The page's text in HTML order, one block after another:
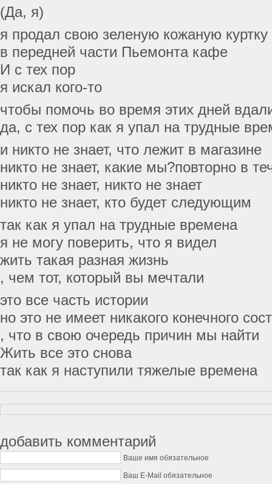
(Да, я)
я продал свою зеленую кожаную куртку
в передней части Пьемонта кафе
И с тех пор
я искал кого-то
чтобы помочь во время этих дней
да, с тех пор как я упал на трудные
и никто не знает, что лежит в магазине
никто не знает, какие мы?повторно в
никто не знает, никто не знает
никто не знает, кто будет следующим
так как я упал на трудные времена
я не могу поверить, что я видел
жить такая разная жизнь
, чем тот, который вы мечтали
это все часть истории
но это не имеет никакого конечного
, что в свою очередь причин мы найти
Жить все это снова
так как я наступили тяжелые времена
добавить комментарий
Ваше имя обязательное
Ваш E-Mail обязательное